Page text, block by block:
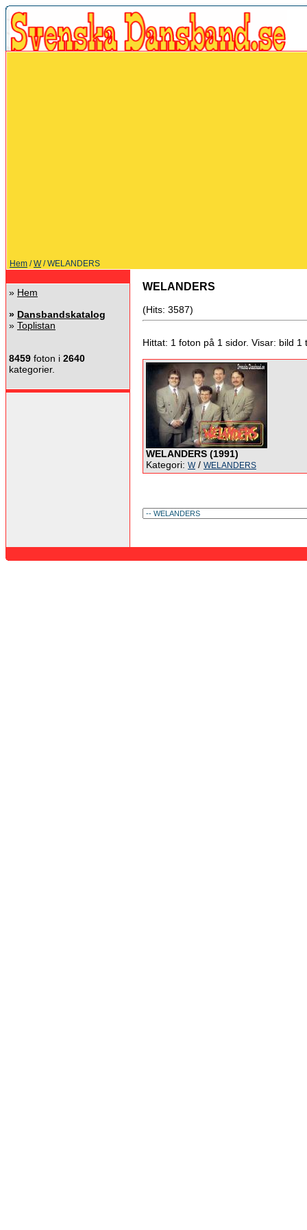
Hem /W/ WELANDERS
» Hem
» Dansbandskatalog
» Toplistan
8459 foton i 2640
kategorier.
WELANDERS
(Hits: 3587)
Hittat: 1 foton på 1 sidor. Visar: bild 1
WELANDERS (1991)
Kategori: W/ WELANDERS